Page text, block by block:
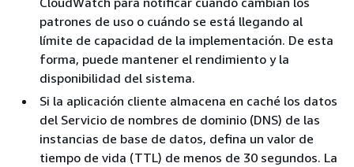
patrones de uso o cuándo se está llegando al
límite de capacidad de la implementación. De esta
forma, puede mantener el rendimiento y la
disponibilidad del sistema.
Si la aplicación cliente almacena en caché los datos
del Servicio de nombres de dominio (DNS) de las
instancias de base de datos, defina un valor de
tiempo de vida (TTL) de menos de 30 segundos. La